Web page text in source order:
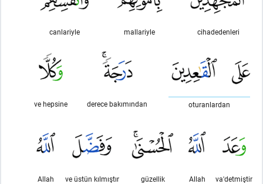
cihadedenleri
mallariyle
canlariyle
oturanlardan
derece bakımından
ve hepsine
va'detmiştir
Allah
güzellik
ve üstün kılmıştır
Allah